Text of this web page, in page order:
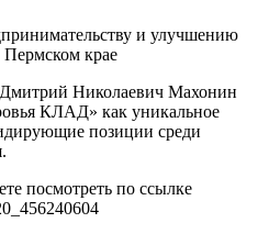
Дмитрий Николаевич Махонин
КЛАД» как уникальное
позиции среди
посмотреть по ссылке